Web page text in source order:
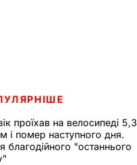
проїхав на велосипеді 5,3
і помер наступного дня.
благодійного "останнього